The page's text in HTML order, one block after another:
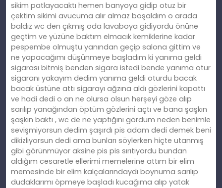
sikim patlayacaktı hemen banyoya gidip otuz bir
çektim sikimi avucuma alır almaz boşaldım o arada
baldız wc den çıkmış oda lavaboya gidiyordu önüne
geçtim ve yüzüne baktım elmacık kemiklerine kadar
pespembe olmuştu yanından geçip salona gittim ve
ne yapacağımı düşünmeye başladım ki yanıma geldi
sigarası bitmiş benden sigara istedi bende yanıma otur
sigaranı yakayım dedim yanıma geldi oturdu bacak
bacak üstüne attı sigarayı ağzına aldı gözlerini kapattı
ve hadi dedi o an ne olursa olsun herşeyi göze alıp
sarılıp yanağından öptüm gözlerini açtı ve bana şaşkın
şaşkın baktı , wc de ne yaptığını gördüm neden benimle
sevişmiyorsun dedim şaşırdı pis adam dedi demek beni
dikizliyorsun dedi ama bunları söylerken hiçte utanmış
gibi görünmüyor aksine pis pis sırıtıyordu bundan
aldığım cesaretle ellerimi memelerine attım bir elim
memesinde bir elim kalçalarındaydı boynuma sarılıp
dudaklarımı öpmeye başladı kucağıma alıp yatak